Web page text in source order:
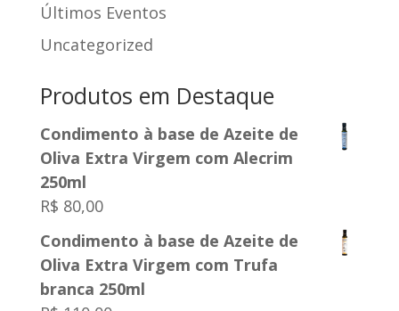
Últimos Eventos
Uncategorized
Produtos em Destaque
Condimento à base de Azeite de
Oliva Extra Virgem com Alecrim
250ml
R$ 80,00
Condimento à base de Azeite de
Oliva Extra Virgem com Trufa
branca 250ml